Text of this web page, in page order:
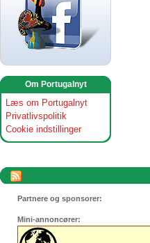
Om Portugalnyt
Læs om Portugalnyt
Privatlivspolitik
Cookie indstillinger
Partnere og sponsorer:
Mini-annoncører: